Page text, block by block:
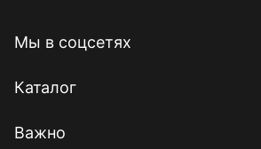
Мы в соцсетях
Каталог
Важно